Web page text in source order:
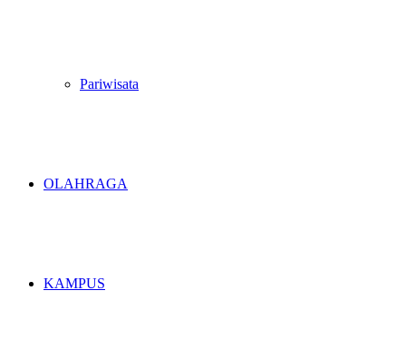
Pariwisata
OLAHRAGA
KAMPUS